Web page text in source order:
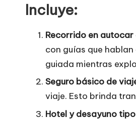
Incluye:
Recorrido en
con guías que
guiada mientras
Seguro básico de
viaje. Esto brinda
Hotel y desayuno